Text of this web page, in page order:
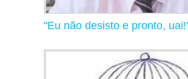
"Eu não desisto e pronto,